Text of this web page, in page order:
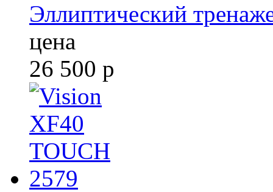
Эллиптический
цена
26 500 р